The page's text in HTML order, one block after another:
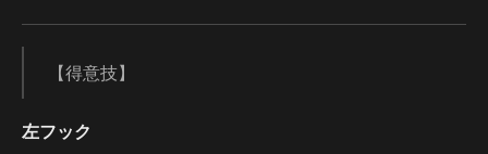
【得意技】
左フック